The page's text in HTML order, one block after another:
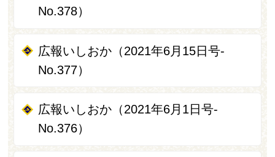
No.378）
広報いしおか（2021年6月15日号-
No.377）
広報いしおか（2021年6月1日号-
No.376）